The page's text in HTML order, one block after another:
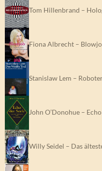
Tom Hillenbrand –
Fiona Albrecht –
Stanislaw Lem –
John O’Donohue –
Willy Seidel – Das